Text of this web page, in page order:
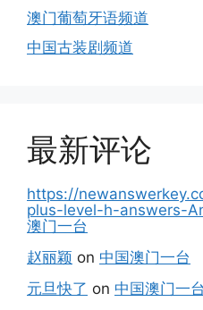
澳门葡萄牙语频道
中国古装剧频道
最新评论
https://
plus-level-h-answers-
澳门一台
赵丽颖 on 中国澳门一台
元旦快了 on 中国澳门一台